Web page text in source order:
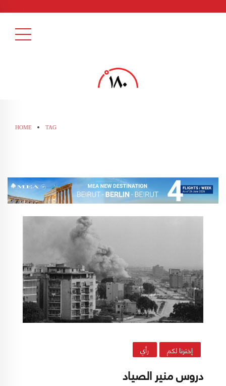
HOME TAG
إخترنا لكم رأي
دروس منير الصياد